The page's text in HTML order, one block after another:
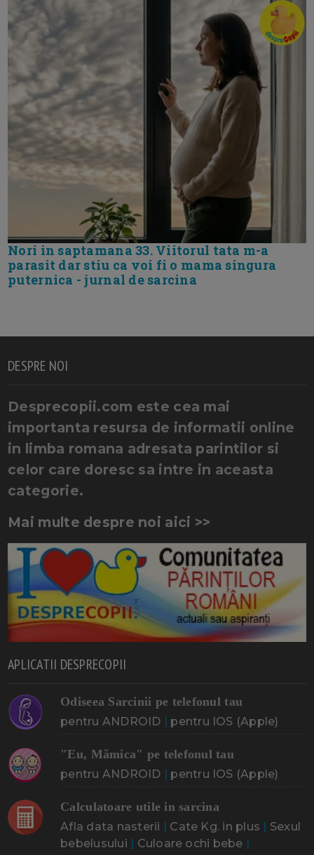
Nori in saptamana 33. Viitorul tata m-a
parasit dar stiu ca voi fi o mama singura
puternica - jurnal de sarcina
DESPRE NOI
Desprecopii.com este cea mai
importanta resursa de informatii online
in limba romana adresata parintilor si
celor care doresc sa intre in aceasta
categorie.
Mai multe despre noi aici >>
APLICATII DESPRECOPII
Odiseea Sarcinii pe telefonul tau
pentru ANDROID pentru IOS (Apple)
"Eu, Mămica" pe telefonul tau
pentru ANDROID pentru IOS (Apple)
Calculatoare utile in sarcina
Afla data nasterii Cate Kg. in plus
Sexul
bebelusului
Culoare ochi bebe